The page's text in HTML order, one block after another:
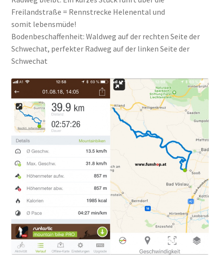
Freilandstraße = Rennstrecke Helenental und
somit lebensmüde!
Bodenbeschaffenheit: Waldweg auf der rechten Seite der
Schwechat, perfekter Radweg auf der linken Seite der
Schwechat